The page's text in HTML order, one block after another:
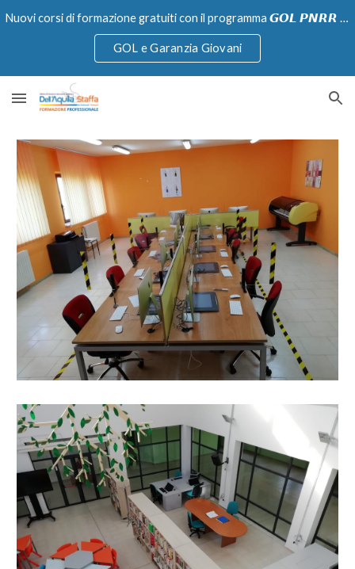
Nuovi corsi di formazione gratuiti con il programma 𝙂𝙊𝙇 𝙋𝙉𝙍𝙍 e Garanzia Giovani
GOL e Garanzia Giovani